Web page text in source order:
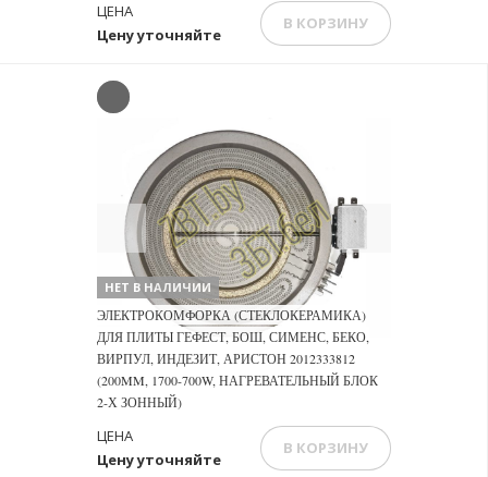
Цену уточняйте
ЦЕНА
В КОРЗИНУ
Previous Next
НЕТ В НАЛИЧИИ
ЭЛЕКТРОКОМФОРКА (СТЕКЛОКЕРАМИКА)
ДЛЯ ПЛИТЫ ГЕФЕСТ, БОШ, СИМЕНС, БЕКО,
ВИРПУЛ, ИНДЕЗИТ, АРИСТОН 2012333812
(200MM, 1700-700W, НАГРЕВАТЕЛЬНЫЙ БЛОК
2-Х ЗОННЫЙ)
Цену уточняйте
ЦЕНА
В КОРЗИНУ